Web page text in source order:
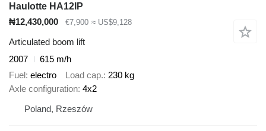
Haulotte HA12IP
₦12,430,000
€7,900 ≈ US$9,128
Articulated boom lift
2007
615 m/h
Fuel electro Load cap. 230 kg
Axle configuration 4x2
Poland, Rzeszów